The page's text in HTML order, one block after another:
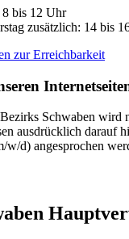
bis 12 Uhr
zusätzlich: 14 bis
zur Erreichbarkeit
Schwaben wird
ausdrücklich darauf
w/d) angesprochen